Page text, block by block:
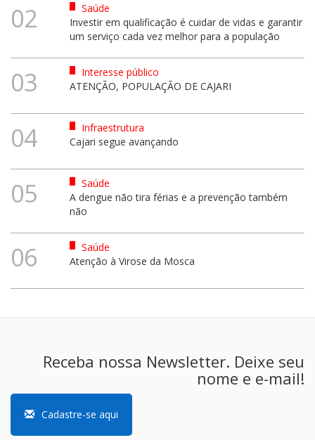
02
Saúde
Investir em qualificação é cuidar de vidas e garantir
um serviço cada vez melhor para a população
03
Interesse público
ATENÇÃO, POPULAÇÃO DE CAJARI
04
Infraestrutura
Cajari segue avançando
05
Saúde
A dengue não tira férias e a prevenção também
não
06
Saúde
Atenção à Virose da Mosca
Receba nossa Newsletter. Deixe seu
nome e e-mail!
Cadastre-se aqui